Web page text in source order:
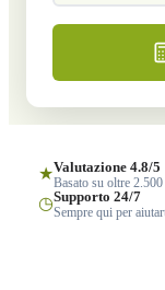
★Valutazione 4.8/5
Basato su oltre
◷Supporto 24/7
Sempre qui per